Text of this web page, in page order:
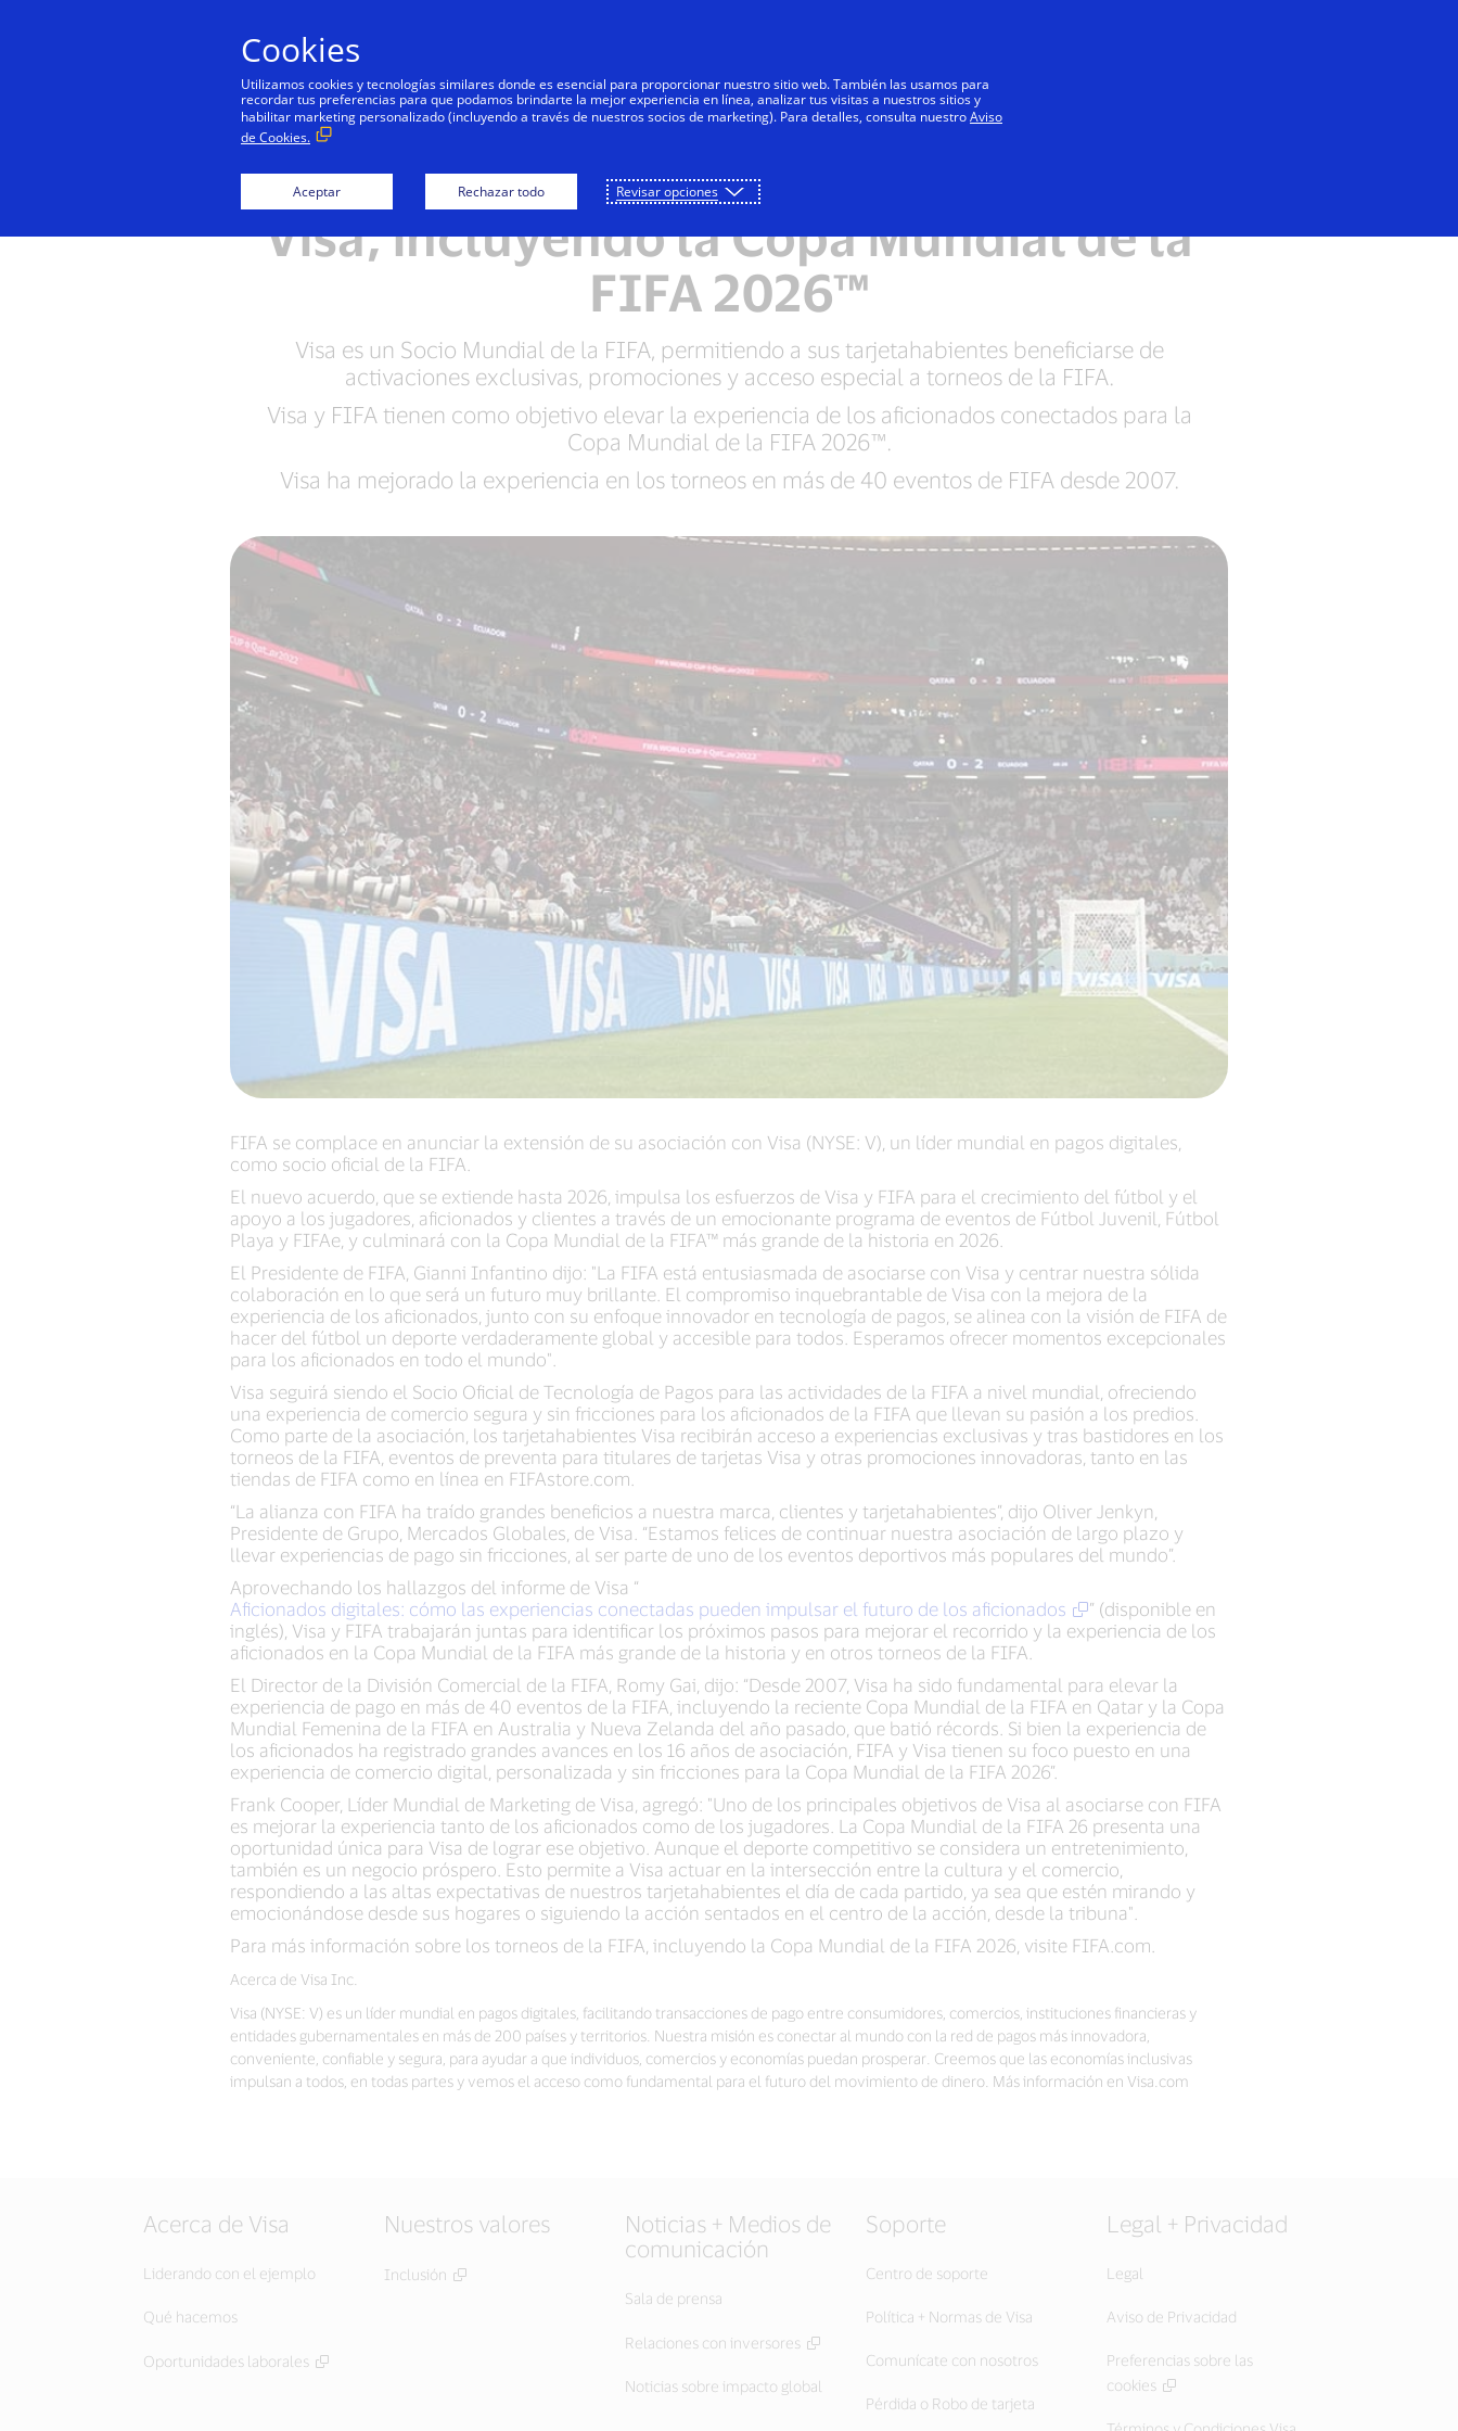
Personas Negocios Innovadores Todos
FIFA extiende sociedad mundial con
Visa, incluyendo la Copa Mundial de la
FIFA 2026™
Visa es un Socio Mundial de la FIFA, permitiendo a sus tarjetahabientes beneficiarse de
activaciones exclusivas, promociones y acceso especial a torneos de la FIFA.
Visa y FIFA tienen como objetivo elevar la experiencia de los aficionados conectados para la
Copa Mundial de la FIFA 2026™.
Visa ha mejorado la experiencia en los torneos en más de 40 eventos de FIFA desde 2007.
FIFA se complace en anunciar la extensión de su asociación con Visa (NYSE: V), un líder mundial en pagos digitales,
como socio oficial de la FIFA.
El nuevo acuerdo, que se extiende hasta 2026, impulsa los esfuerzos de Visa y FIFA para el crecimiento del fútbol y el
apoyo a los jugadores, aficionados y clientes a través de un emocionante programa de eventos de Fútbol Juvenil, Fútbol
Playa y FIFAe, y culminará con la Copa Mundial de la FIFA™ más grande de la historia en 2026.
El Presidente de FIFA, Gianni Infantino dijo: "La FIFA está entusiasmada de asociarse con Visa y centrar nuestra sólida
colaboración en lo que será un futuro muy brillante. El compromiso inquebrantable de Visa con la mejora de la
experiencia de los aficionados, junto con su enfoque innovador en tecnología de pagos, se alinea con la visión de FIFA de
hacer del fútbol un deporte verdaderamente global y accesible para todos. Esperamos ofrecer momentos excepcionales
para los aficionados en todo el mundo".
Visa seguirá siendo el Socio Oficial de Tecnología de Pagos para las actividades de la FIFA a nivel mundial, ofreciendo
una experiencia de comercio segura y sin fricciones para los aficionados de la FIFA que llevan su pasión a los predios.
Como parte de la asociación, los tarjetahabientes Visa recibirán acceso a experiencias exclusivas y tras bastidores en los
torneos de la FIFA, eventos de preventa para titulares de tarjetas Visa y otras promociones innovadoras, tanto en las
tiendas de FIFA como en línea en FIFAstore.com.
“La alianza con FIFA ha traído grandes beneficios a nuestra marca, clientes y tarjetahabientes”, dijo Oliver Jenkyn,
Presidente de Grupo, Mercados Globales, de Visa. “Estamos felices de continuar nuestra asociación de largo plazo y
llevar experiencias de pago sin fricciones, al ser parte de uno de los eventos deportivos más populares del mundo”.
Aprovechando los hallazgos del informe de Visa “
Aficionados digitales: cómo las experiencias conectadas pueden impulsar el futuro de los aficionados
” (disponible en
inglés), Visa y FIFA trabajarán juntas para identificar los próximos pasos para mejorar el recorrido y la experiencia de los
aficionados en la Copa Mundial de la FIFA más grande de la historia y en otros torneos de la FIFA.
El Director de la División Comercial de la FIFA, Romy Gai, dijo: “Desde 2007, Visa ha sido fundamental para elevar la
experiencia de pago en más de 40 eventos de la FIFA, incluyendo la reciente Copa Mundial de la FIFA en Qatar y la Copa
Mundial Femenina de la FIFA en Australia y Nueva Zelanda del año pasado, que batió récords. Si bien la experiencia de
los aficionados ha registrado grandes avances en los 16 años de asociación, FIFA y Visa tienen su foco puesto en una
experiencia de comercio digital, personalizada y sin fricciones para la Copa Mundial de la FIFA 2026”.
Frank Cooper, Líder Mundial de Marketing de Visa, agregó: "Uno de los principales objetivos de Visa al asociarse con FIFA
es mejorar la experiencia tanto de los aficionados como de los jugadores. La Copa Mundial de la FIFA 26 presenta una
oportunidad única para Visa de lograr ese objetivo. Aunque el deporte competitivo se considera un entretenimiento,
también es un negocio próspero. Esto permite a Visa actuar en la intersección entre la cultura y el comercio,
respondiendo a las altas expectativas de nuestros tarjetahabientes el día de cada partido, ya sea que estén mirando y
emocionándose desde sus hogares o siguiendo la acción sentados en el centro de la acción, desde la tribuna".
Para más información sobre los torneos de la FIFA, incluyendo la Copa Mundial de la FIFA 2026, visite FIFA.com.
Acerca de Visa Inc.
Visa (NYSE: V) es un líder mundial en pagos digitales, facilitando transacciones de pago entre consumidores, comercios, instituciones financieras y
entidades gubernamentales en más de 200 países y territorios. Nuestra misión es conectar al mundo con la red de pagos más innovadora,
conveniente, confiable y segura, para ayudar a que individuos, comercios y economías puedan prosperar. Creemos que las economías inclusivas
impulsan a todos, en todas partes y vemos el acceso como fundamental para el futuro del movimiento de dinero. Más información en Visa.com
Acerca de Visa
Liderando con el ejemplo
Qué hacemos
Oportunidades laborales
Nuestros valores
Inclusión
Noticias + Medios de
comunicación
Sala de prensa
Relaciones con inversores
Noticias sobre impacto global
Soporte
Centro de soporte
Política + Normas de Visa
Comunícate con nosotros
Pérdida o Robo de tarjeta
Legal + Privacidad
Legal
Aviso de Privacidad
Preferencias sobre las
cookies
Cookies
Utilizamos cookies y tecnologías similares donde es esencial para proporcionar nuestro sitio web. También las usamos para
recordar tus preferencias para que podamos brindarte la mejor experiencia en línea, analizar tus visitas a nuestros sitios y
habilitar marketing personalizado (incluyendo a través de nuestros socios de marketing). Para detalles, consulta nuestroAviso
de Cookies.
Aceptar Rechazar todo Revisar opciones